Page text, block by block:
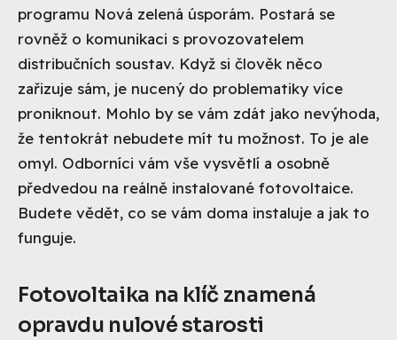
programu Nová zelená úsporám. Postará se
rovněž o komunikaci s provozovatelem
distribučních soustav. Když si člověk něco
zařizuje sám, je nucený do problematiky více
proniknout. Mohlo by se vám zdát jako nevýhoda,
že tentokrát nebudete mít tu možnost. To je ale
omyl. Odborníci vám vše vysvětlí a osobně
předvedou na reálně instalované fotovoltaice.
Budete vědět, co se vám doma instaluje a jak to
funguje.
Fotovoltaika na klíč znamená
opravdu nulové starosti